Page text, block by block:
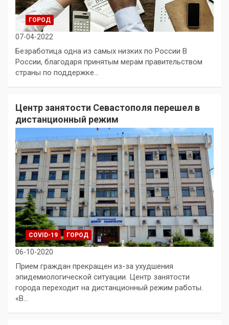
ГОРОД
07-04-2022
Безработица одна из самых низких по России В
России, благодаря принятым мерам правительством
страны по поддержке…
Центр занятости Севастополя перешел в
дистанционный режим
COVID-19 ГОРОД
06-10-2020
Прием граждан прекращен из-за ухудшения
эпидемиологической ситуации. Центр занятости
города переходит на дистанционный режим работы.
«В…